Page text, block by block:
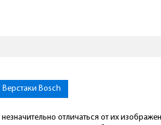
Верстаки Bosch
отличаться от их